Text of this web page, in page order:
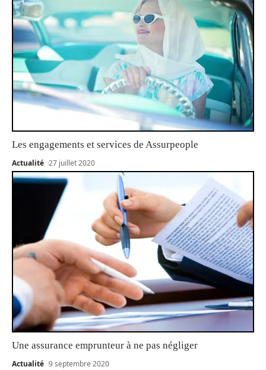
Les engagements et services de Assurpeople
Actualité 27 juillet 2020
Une assurance emprunteur à ne pas négliger
Actualité 9 septembre 2020